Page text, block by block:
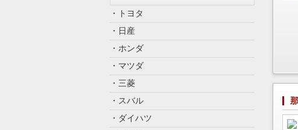
・トヨタ
・日産
・ホンダ
・マツダ
・三菱
・スバル
・ダイハツ